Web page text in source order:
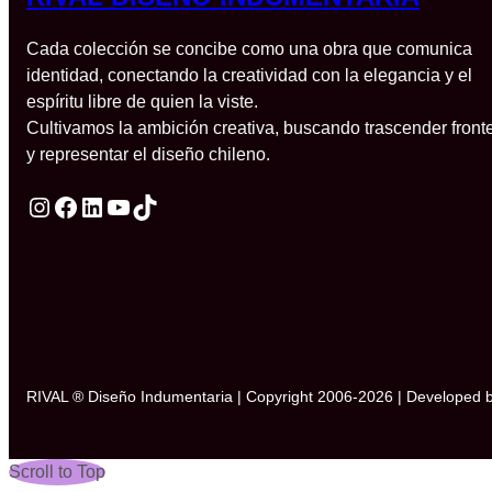
Cada colección se concibe como una obra que comunica
identidad, conectando la creatividad con la elegancia y el
espíritu libre de quien la viste.
Cultivamos la ambición creativa, buscando trascender
y representar el diseño chileno.
Instagram Facebook LinkedIn YouTube TikTok
RIVAL ® Diseño Indumentaria | Copyright 2006-2026 | Developed
Scroll to Top